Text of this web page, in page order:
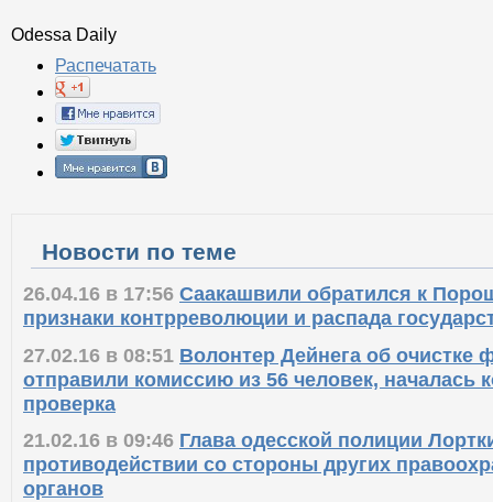
Odessa Daily
Распечатать
Новости по теме
26.04.16 в 17:56 Саакашвили обратился к
признаки контрреволюции и распада
27.02.16 в 08:51 Волонтер Дейнега об очистке
отправили комиссию из 56 человек, началась
проверка
21.02.16 в 09:46 Глава одесской полиции
противодействии со стороны других
органов